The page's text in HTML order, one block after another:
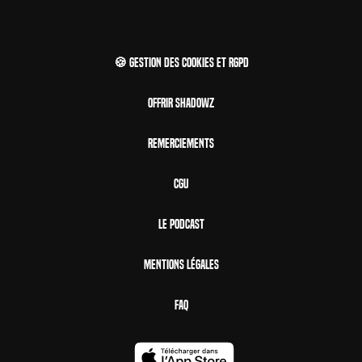
🍪 Gestion des cookies et RGPD
Offrir Shadowz
Remerciements
CGU
Le Podcast
Mentions Légales
FAQ